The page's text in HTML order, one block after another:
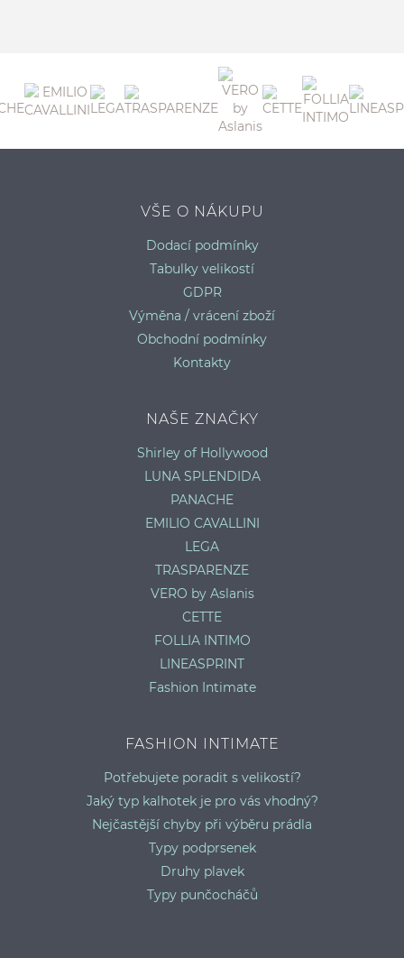
VŠE O NÁKUPU
Dodací podmínky
Tabulky velikostí
GDPR
Výměna / vrácení zboží
Obchodní podmínky
Kontakty
NAŠE ZNAČKY
Shirley of Hollywood
LUNA SPLENDIDA
PANACHE
EMILIO CAVALLINI
LEGA
TRASPARENZE
VERO by Aslanis
CETTE
FOLLIA INTIMO
LINEASPRINT
Fashion Intimate
FASHION INTIMATE
Potřebujete poradit s velikostí?
Jaký typ kalhotek je pro vás vhodný?
Nejčastější chyby při výběru prádla
Typy podprsenek
Druhy plavek
Typy punčocháčů